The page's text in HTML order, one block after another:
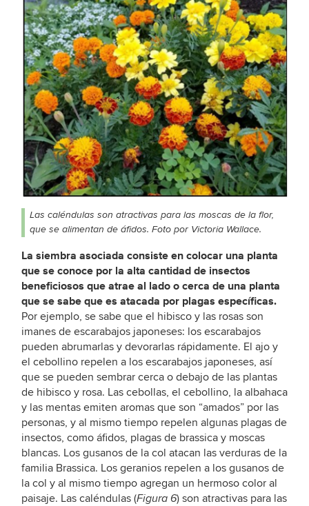
Las caléndulas son atractivas para las moscas de la flor,
que se alimentan de áfidos. Foto por Victoria Wallace.
La siembra asociada consiste en colocar una planta
que se conoce por la alta cantidad de insectos
beneficiosos que atrae al lado o cerca de una planta
que se sabe que es atacada por plagas específicas.
Por ejemplo, se sabe que el hibisco y las rosas son
imanes de escarabajos japoneses: los escarabajos
pueden abrumarlas y devorarlas rápidamente. El ajo y
el cebollino repelen a los escarabajos japoneses, así
que se pueden sembrar cerca o debajo de las plantas
de hibisco y rosa. Las cebollas, el cebollino, la albahaca
y las mentas emiten aromas que son “amados” por las
personas, y al mismo tiempo repelen algunas plagas de
insectos, como áfidos, plagas de brassica y moscas
blancas. Los gusanos de la col atacan las verduras de la
familia Brassica. Los geranios repelen a los gusanos de
la col y al mismo tiempo agregan un hermoso color al
paisaje. Las caléndulas (Figura 6) son atractivas para las